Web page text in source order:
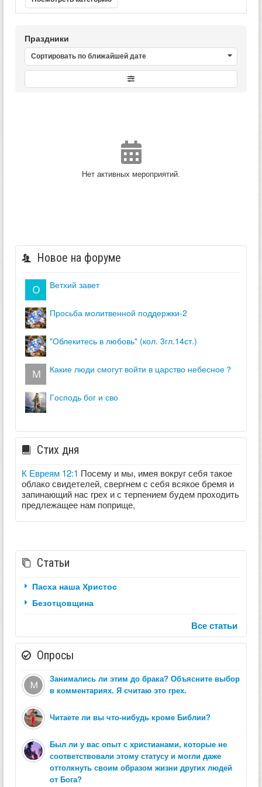
Праздники
Сортировать по ближайшей дате
Нет активных мероприятий.
Новое на форуме
ветхий завет
просьба молитвенной поддержки-2
"облекитесь в любовь" (кол. 3гл.14ст.)
какие люди смогут войти в царство небесное？
господь бог и сво
Стих дня
К Евреям 12:1 Посему и мы, имея вокруг себя такое
облако свидетелей, свергнем с себя всякое бремя и
запинающий нас грех и с терпением будем проходить
предлежащее нам поприще,
Статьи
Пасха наша Христос
Безотцовщина
Все статьи
Опросы
Занимались ли этим до брака? Объясните выбор
в комментариях. Я считаю это грех.
Читаете ли вы что-нибудь кроме Библии?
Был ли у вас опыт с христианами, которые не
соответствовали этому статусу и могли даже
оттолкнуть своим образом жизни других людей
от Бога?